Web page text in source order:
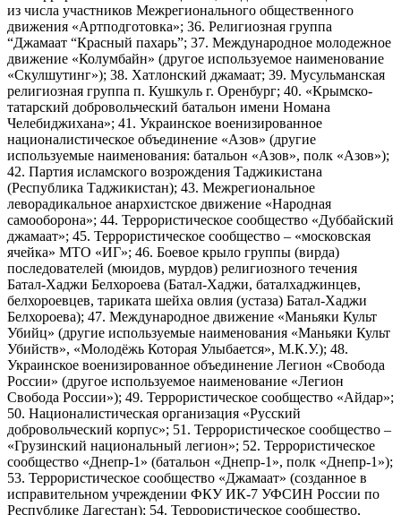
из числа участников Межрегионального общественного
движения «Артподготовка»; 36. Религиозная группа
“Джамаат “Красный пахарь”; 37. Международное молодежное
движение «Колумбайн» (другое используемое наименование
«Скулшутинг»); 38. Хатлонский джамаат; 39. Мусульманская
религиозная группа п. Кушкуль г. Оренбург; 40. «Крымско-
татарский добровольческий батальон имени Номана
Челебиджихана»; 41. Украинское военизированное
националистическое объединение «Азов» (другие
используемые наименования: батальон «Азов», полк «Азов»);
42. Партия исламского возрождения Таджикистана
(Республика Таджикистан); 43. Межрегиональное
леворадикальное анархистское движение «Народная
самооборона»; 44. Террористическое сообщество «Дуббайский
джамаат»; 45. Террористическое сообщество – «московская
ячейка» МТО «ИГ»; 46. Боевое крыло группы (вирда)
последователей (мюидов, мурдов) религиозного течения
Батал-Хаджи Белхороева (Батал-Хаджи, баталхаджинцев,
белхороевцев, тариката шейха овлия (устаза) Батал-Хаджи
Белхороева); 47. Международное движение «Маньяки Культ
Убийц» (другие используемые наименования «Маньяки Культ
Убийств», «Молодёжь Которая Улыбается», М.К.У.); 48.
Украинское военизированное объединение Легион «Свобода
России» (другое используемое наименование «Легион
Свобода России»); 49. Террористическое сообщество «Айдар»;
50. Националистическая организация «Русский
добровольческий корпус»; 51. Террористическое сообщество –
«Грузинский национальный легион»; 52. Террористическое
сообщество «Днепр-1» (батальон «Днепр-1», полк «Днепр-1»);
53. Террористическое сообщество «Джамаат» (созданное в
исправительном учреждении ФКУ ИК-7 УФСИН России по
Республике Дагестан); 54. Террористическое сообщество,